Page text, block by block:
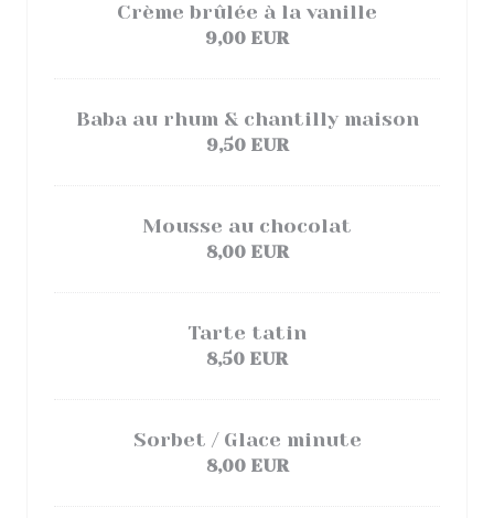
Crème brûlée à la vanille
9,00 EUR
Baba au rhum & chantilly maison
9,50 EUR
Mousse au chocolat
8,00 EUR
Tarte tatin
8,50 EUR
Sorbet / Glace minute
8,00 EUR